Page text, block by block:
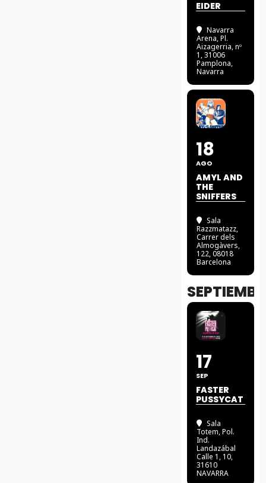
EIDER
Navarra
Arena, Pl.
Aizagerria, nº
1, 31006
Pamplona,
Navarra
18
AGO
AMYL AND
THE
SNIFFERS
Sala
Razzmatazz,
Carrer dels
Almogàvers,
122, 08018
Barcelona
17
SEP
FASTER
PUSSYCAT
Sala
Totem, Pol.
Ind.
Landazábal
Calle 1, 10,
31610
NAVARRA